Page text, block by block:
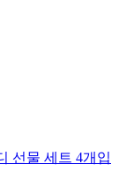
선물 세트 4개입